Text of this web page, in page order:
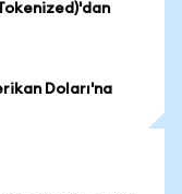
Doları'na